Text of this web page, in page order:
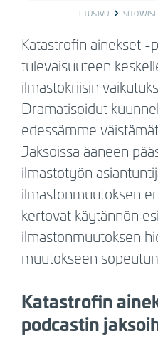
BREADCRUMB
ETUSIVU SITOWISE
Katastrofin ainekset -
tulevaisuuteen
ilmastokriisin
Dramatisoidut
edessämme
Jaksoissa ääneen
ilmastotyön
ilmastonmuutoksen
kertovat käytännön
ilmastonmuutoksen
muutokseen
Katastrofin
podcastin